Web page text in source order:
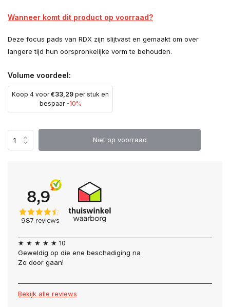
Wanneer komt dit product op voorraad?
Deze focus pads van RDX zijn slijtvast en gemaakt om over
langere tijd hun oorspronkelijke vorm te behouden.
Volume voordeel:
Koop 4 voor€33,29 per stuk en
bespaar -10%
Niet op voorraad
★ ★ ★ ★ ★ 10
Geweldig op die ene beschadiging na
Zo door gaan!
Bekijk alle reviews